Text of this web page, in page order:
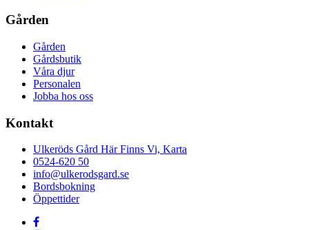
Gården
Gården
Gårdsbutik
Våra djur
Personalen
Jobba hos oss
Kontakt
Ulkeröds Gård Här Finns Vi, Karta
0524-620 50
info@ulkerodsgard.se
Bordsbokning
Öppettider